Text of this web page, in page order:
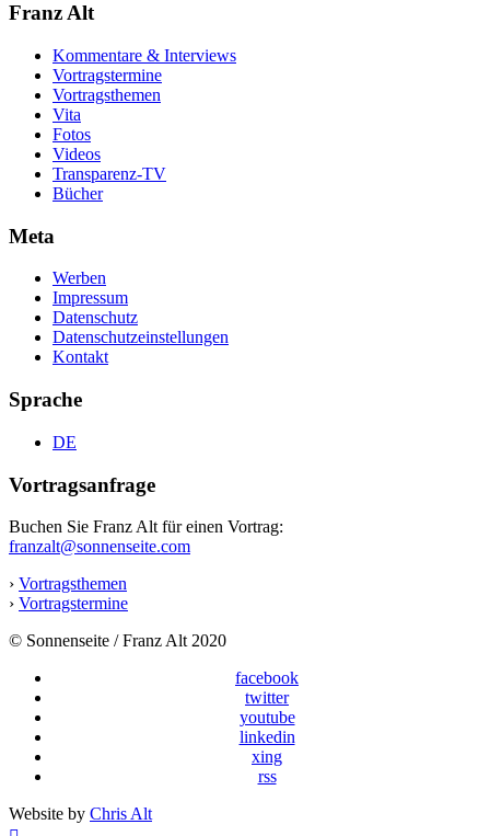
Franz Alt
Kommentare & Interviews
Vortragstermine
Vortragsthemen
Vita
Fotos
Videos
Transparenz-TV
Bücher
Meta
Werben
Impressum
Datenschutz
Datenschutzeinstellungen
Kontakt
Sprache
DE
Vortragsanfrage
Buchen Sie Franz Alt für einen Vortrag:
franzalt@sonnenseite.com
› Vortragsthemen
› Vortragstermine
© Sonnenseite / Franz Alt 2020
facebook
twitter
youtube
linkedin
xing
rss
Website by Chris Alt